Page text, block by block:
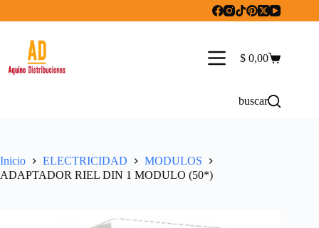
Carro
$ 0,00
buscar
Inicio ELECTRICIDAD
MODULOS
ADAPTADOR RIEL DIN 1 MODULO (50*)